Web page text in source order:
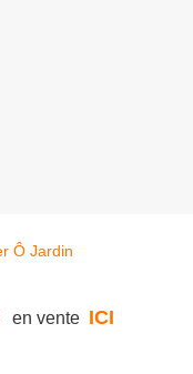
en vente ICI